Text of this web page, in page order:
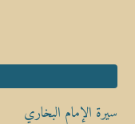
سيرة الإمام البخاري